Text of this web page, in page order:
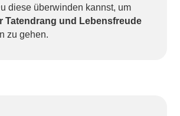
diese überwinden kannst, um
Tatendrang und Lebensfreude
zu gehen.